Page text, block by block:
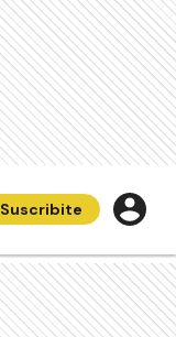
Suscribite